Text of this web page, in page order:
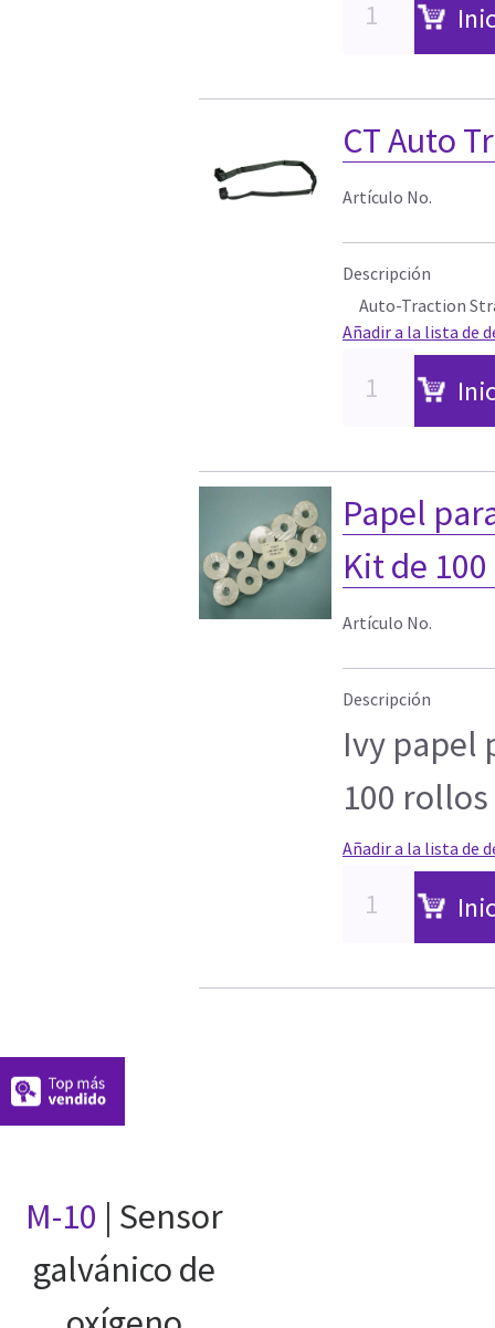
CT Auto
Artículo No.
Descripción
Auto-Traction
Añadir a la lista de
Papel
Kit de
Artículo No.
Descripción
Ivy papel
100 rollos
Añadir a la lista de
M-10 | Sensor
galvánico de